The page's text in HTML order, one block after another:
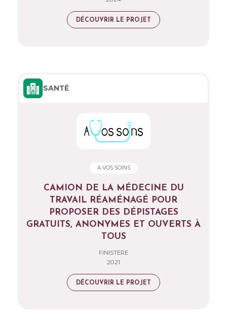
DÉCOUVRIR LE PROJET
SANTÉ
A VOS SOINS
CAMION DE LA MÉDECINE DU
TRAVAIL RÉAMÉNAGÉ POUR
PROPOSER DES DÉPISTAGES
GRATUITS, ANONYMES ET OUVERTS À
TOUS
FINISTERE
2021
DÉCOUVRIR LE PROJET